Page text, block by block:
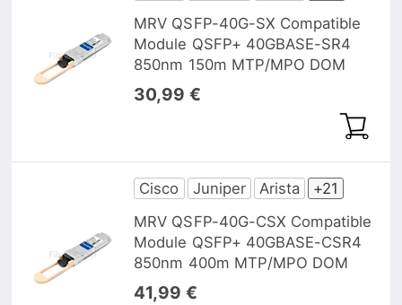
MRV QSFP-40G-SX Compatible
Module QSFP+ 40GBASE-SR4
850nm 150m MTP/MPO DOM
30,99 €
Cisco Juniper Arista
+21
MRV QSFP-40G-CSX Compatible
Module QSFP+ 40GBASE-CSR4
850nm 400m MTP/MPO DOM
41,99 €